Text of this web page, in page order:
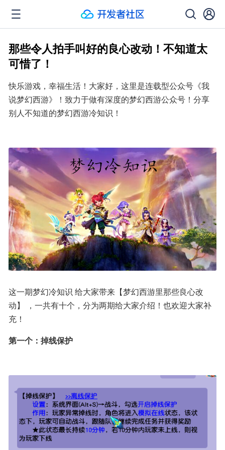
那些令人拍手叫好的良心改动！不知道太
可惜了！
快乐游戏，幸福生活！大家好，这里是连载型公众号《我
说梦幻西游》！致力于做有深度的梦幻西游公众号！分享
别人不知道的梦幻西游冷知识！
这一期梦幻冷知识 给大家带来【梦幻西游里那些良心改
动】 ，一共有十个，分为两期给大家介绍！也欢迎大家补
充！
第一个：掉线保护